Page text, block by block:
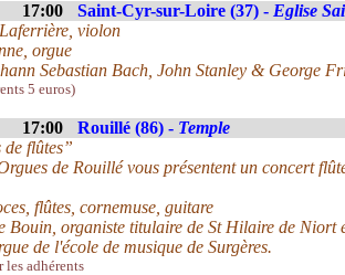
17:00 Saint-Cyr-sur-Loire (37) - Eglise
violon
orgue
Sebastian Bach, John Stanley & George
5 euros)
17:00 Rouillé (86) - Temple
de flûtes”
de Rouillé vous présentent un concert
flûtes, cornemuse, guitare
Bouin, organiste titulaire de St Hilaire de Niort
de l'école de musique de Surgères.
les adhérents